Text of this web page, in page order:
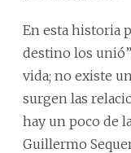
En esta historia
destino los
vida; no existe
surgen las
hay un poco de
Guillermo